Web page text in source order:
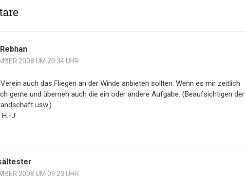
2008 UM 20:34 UHR
auch das Fliegen an der Winde anbieten sollten. Wenn es mir zeitlich
gerne und überneh auch die ein oder andere Aufgabe. (Beaufsichtigen der
usw.)
J.
2008 UM 09:23 UHR